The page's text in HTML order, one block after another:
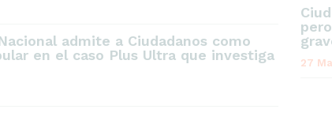
admite a Ciudadanos como
en el caso Plus Ultra que investiga
27